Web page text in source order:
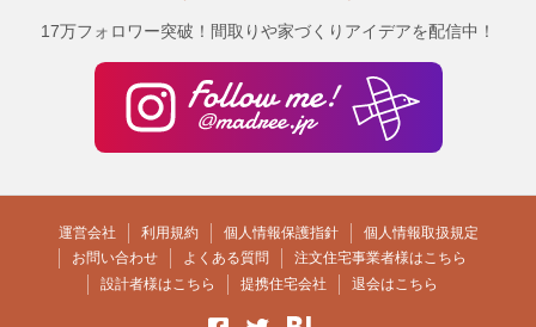
17万フォロワー突破！間取りや家づくりアイデアを配信中！
運営会社 利用規約 個人情報保護指針
個人情報取扱規定
お問い合わせ
よくある質問
注文住宅事業者様はこちら
設計者様はこちら
提携住宅会社 退会はこちら